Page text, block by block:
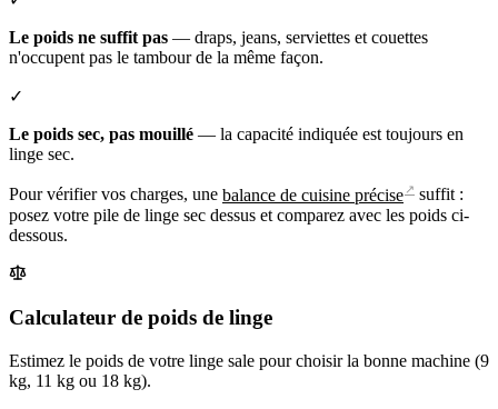
Le poids ne suffit pas — draps, jeans, serviettes et couettes
n'occupent pas le tambour de la même façon.
✓
Le poids sec, pas mouillé — la capacité indiquée est toujours en
linge sec.
Pour vérifier vos charges, une balance de cuisine précise ↗ suffit :
posez votre pile de linge sec dessus et comparez avec les poids ci-
dessous.
Calculateur de poids de linge
Estimez le poids de votre linge sale pour choisir la bonne machine (9
kg, 11 kg ou 18 kg).